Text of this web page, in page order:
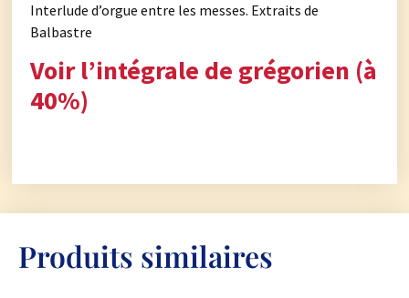
Interlude d’orgue entre les messes. Extraits de
Balbastre
Voir l’intégrale de grégorien (à
40%)
Produits similaires